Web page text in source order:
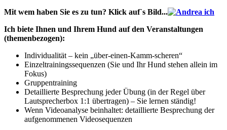
Mit wem haben Sie es zu tun? Klick auf`s Bild...
Ich biete Ihnen und Ihrem Hund auf den Veranstaltungen
(themenbezogen):
Individualität – kein „über-einen-Kamm-scheren“
Einzeltrainingssequenzen (Sie und Ihr Hund stehen allein im
Fokus)
Gruppentraining
Detaillierte Besprechung jeder Übung (in der Regel über
Lautsprecherbox 1:1 übertragen) – Sie lernen ständig!
Wenn Videoanalyse beinhaltet: detaillierte Besprechung der
aufgenommenen Videosequenzen